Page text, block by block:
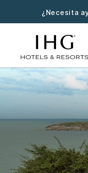
¿Necesita